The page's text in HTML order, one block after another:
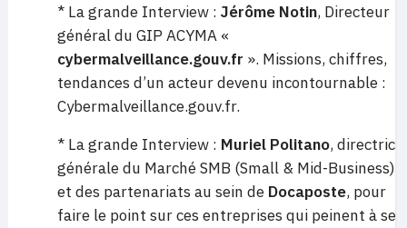
* La grande Interview : Jérôme Notin, Directeur
général du GIP ACYMA «
cybermalveillance.gouv.fr ». Missions, chiffres,
tendances d’un acteur devenu incontournable :
Cybermalveillance.gouv.fr.
* La grande Interview : Muriel Politano, directrice
générale du Marché SMB (Small & Mid-Business)
et des partenariats au sein de Docaposte, pour
faire le point sur ces entreprises qui peinent à se